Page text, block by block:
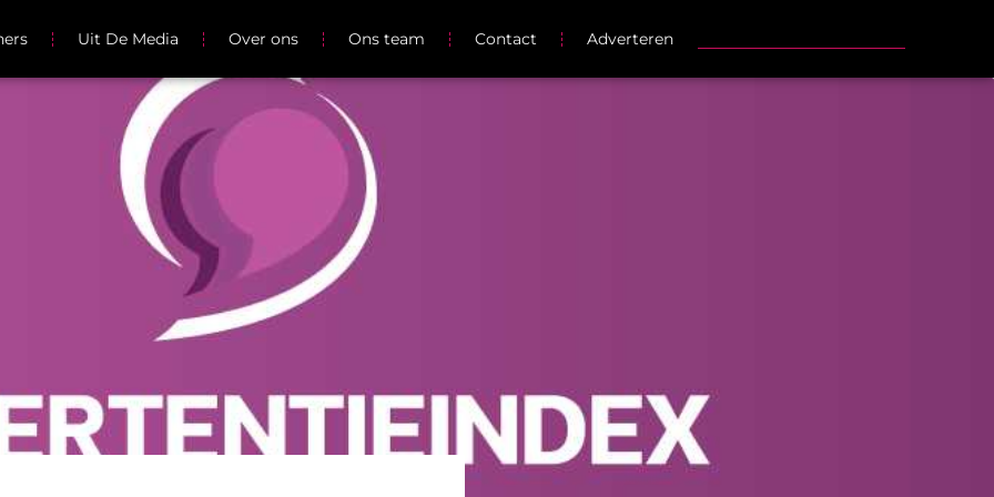
Uit De Media Over ons Ons team Contact Adverteren